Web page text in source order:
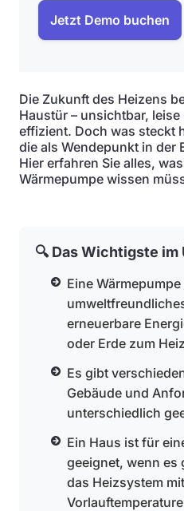
Jetzt Demo buchen
Die Zukunft des Heizens
Haustür – unsichtbar,
effizient. Doch was steckt
die als Wendepunkt in der
Hier erfahren Sie alles,
Wärmepumpe wissen
🔍 Das Wichtigste im
Eine
erneuerbare
oder Erde zum
Es gibt
Gebäude und
unterschiedlich
Ein Haus ist für
geeignet, wenn es
das Heizsystem